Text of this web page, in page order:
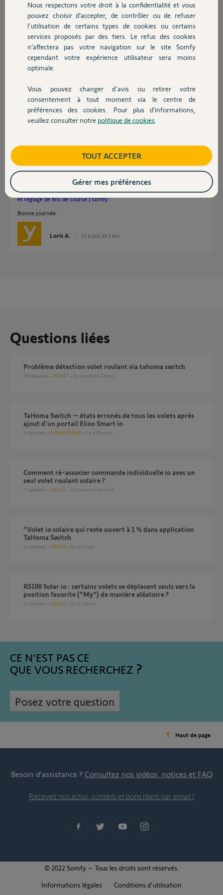
Chauffage
Autres produits
Devis avec un pro
Contact
Merci,
jean marie T.
il y a plus de 3 ans
Participer au fil de discussion
Réponses
Ensuite, il faudrait le réassocier à votre télécommande Telis Composio
IO.
Voici la procédure de remise à zéro des moteurs radios de volet roulant
(hors moteur RS100) :Remise à zéro d’un volet roulant (io / RTS) Somfy
et réglage de fins de course | Somfy.
Bonne journée.
Loris A. il y a plus de 3 ans
Questions liées
Problème détection volet roulant via tahoma switch
69 réponses VOLET il y a environ 2 mois
TaHoma Switch – états erronés de tous les volets après
ajout d’un portail Elixo Smart io
4 réponses DOMOTIQUE il y a 20 jours
Comment ré-associer commande individuelle io avec un
seul volet roulant solaire ?
7 réponses VOLET il y a environ un mois
“Volet io solaire qui reste ouvert à 1 % dans application
TaHoma Switch
4 réponses VOLET il y a 3 mois
RS100 Solar io : certains volets se déplacent seuls vers la
position favorite ("My") de manière aléatoire ?
3 réponses VOLET il y a 9 jours
CE N'EST PAS CE
QUE VOUS RECHERCHEZ
Posez votre question
Haut de page
Besoin d’assistance ? Consultez nos vidéos, notices et FAQ
Recevez nos actus, conseils et bons plans par email !
© 2022 Somfy – Tous les droits sont réservés.
Informations légales
Conditions d'utilisation
Nous respectons votre droit à la confidentialité et vous
pouvez choisir d’accepter, de contrôler ou de refuser
l'utilisation de certains types de cookies ou certains
services proposés par des tiers. Le refus des cookies
n’affectera pas votre navigation sur le site Somfy
cependant votre expérience utilisateur sera moins
optimale.
Vous pouvez changer d'avis ou retirer votre
consentement à tout moment via le centre de
préférences des cookies. Pour plus d’informations,
veuillez consulter notre politique de cookies
TOUT ACCEPTER
Gérer mes préférences